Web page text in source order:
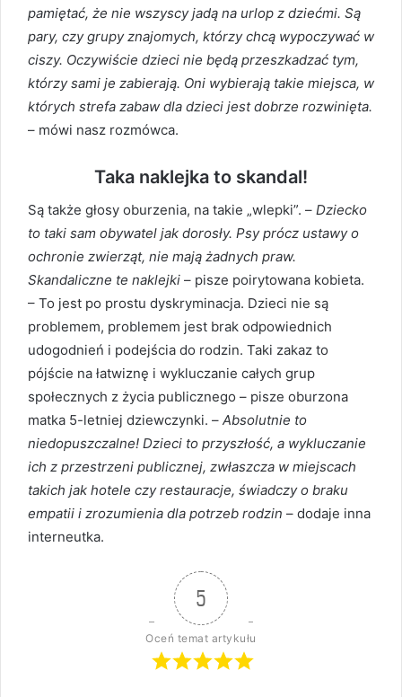
pamiętać, że nie wszyscy jadą na urlop z dziećmi. Są
pary, czy grupy znajomych, którzy chcą wypoczywać w
ciszy. Oczywiście dzieci nie będą przeszkadzać tym,
którzy sami je zabierają. Oni wybierają takie miejsca, w
których strefa zabaw dla dzieci jest dobrze rozwinięta.
– mówi nasz rozmówca.
Taka naklejka to skandal!
Są także głosy oburzenia, na takie „wlepki”. – Dziecko
to taki sam obywatel jak dorosły. Psy prócz ustawy o
ochronie zwierząt, nie mają żadnych praw.
Skandaliczne te naklejki – pisze poirytowana kobieta.
– To jest po prostu dyskryminacja. Dzieci nie są
problemem, problemem jest brak odpowiednich
udogodnień i podejścia do rodzin. Taki zakaz to
pójście na łatwiznę i wykluczanie całych grup
społecznych z życia publicznego – pisze oburzona
matka 5-letniej dziewczynki. – Absolutnie to
niedopuszczalne! Dzieci to przyszłość, a wykluczanie
ich z przestrzeni publicznej, zwłaszcza w miejscach
takich jak hotele czy restauracje, świadczy o braku
empatii i zrozumienia dla potrzeb rodzin – dodaje inna
interneutka.
5
Oceń temat artykułu